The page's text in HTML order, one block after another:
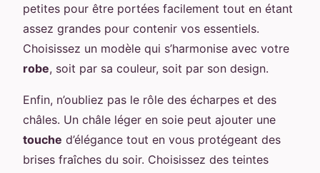
petites pour être portées facilement tout en étant
assez grandes pour contenir vos essentiels.
Choisissez un modèle qui s’harmonise avec votre
robe, soit par sa couleur, soit par son design.
Enfin, n’oubliez pas le rôle des écharpes et des
châles. Un châle léger en soie peut ajouter une
touche d’élégance tout en vous protégeant des
brises fraîches du soir. Choisissez des teintes